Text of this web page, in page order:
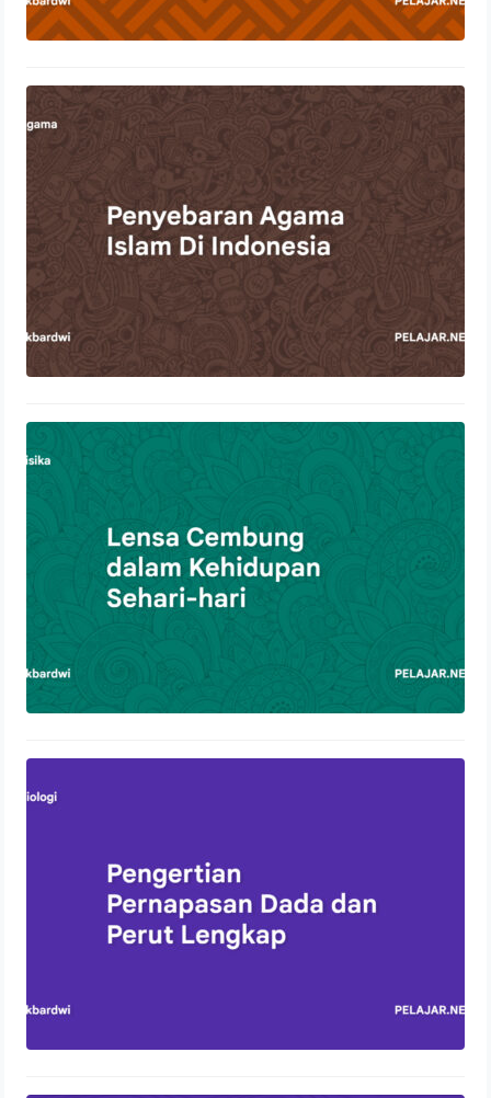
Penyebaran Agama Islam Di
Indonesia
22 Oktober 2023
21 Oktober 2023